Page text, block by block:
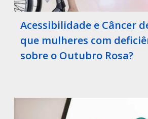
Acessibilidade e Câncer
que mulheres com
sobre o Outubro Rosa?